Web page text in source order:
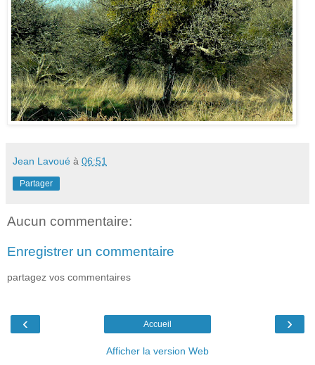
Jean Lavoué à 06:51
Partager
Aucun commentaire:
Enregistrer un commentaire
partagez vos commentaires
‹ ›
Accueil
Afficher la version Web